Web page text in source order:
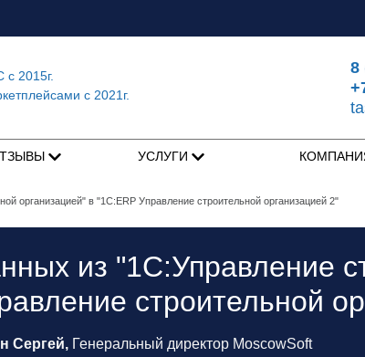
с 2015г.
с 2021г.
8
УСЛУГИ
организацией" в "1C:ERP Управление строительной организацией 2"
из "1С:Управление
строительной
Сергей, Генеральный директор MoscowSoft